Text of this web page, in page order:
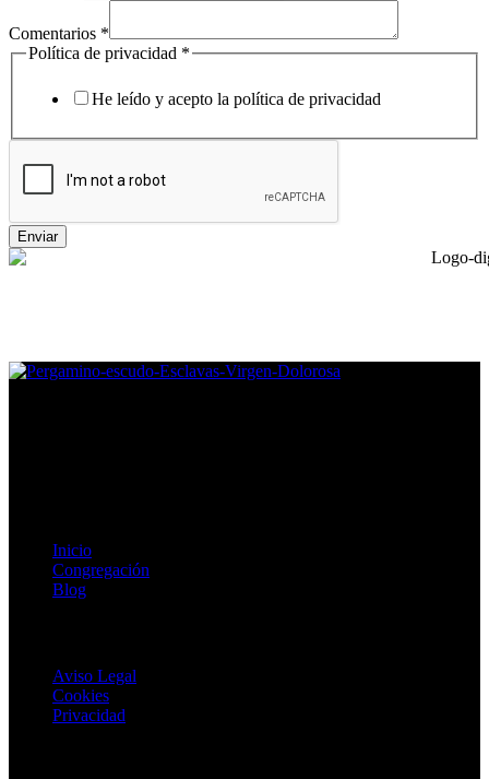
Comentarios *
Política de privacidad *
He leído y acepto la política de privacidad
Enviar
Inicio
Congregación
Blog
Aviso Legal
Cookies
Privacidad